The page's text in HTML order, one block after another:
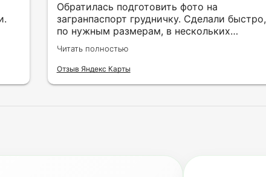
Обратилась подготовить фото на
загранпаспорт грудничку. Сделали быстро,
по нужным размерам, в нескольких
вариантах и цветах.
Читать полностью
Отзыв Яндекс Карты